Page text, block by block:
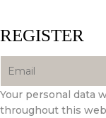
REGISTER
Your personal data
throughout this